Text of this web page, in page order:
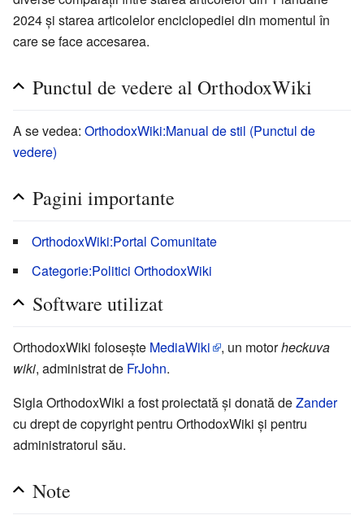
2024 și starea articolelor enciclopediei din momentul în
care se face accesarea.
Punctul de vedere al OrthodoxWiki
A se vedea: OrthodoxWiki:Manual de stil (Punctul de
vedere)
Pagini importante
OrthodoxWiki:Portal Comunitate
Categorie:Politici OrthodoxWiki
Software utilizat
OrthodoxWiki folosește MediaWiki , un motorheckuva
wiki, administrat de FrJohn.
Sigla OrthodoxWiki a fost proiectată și donată deZander
cu drept de copyright pentru OrthodoxWiki și pentru
administratorul său.
Note